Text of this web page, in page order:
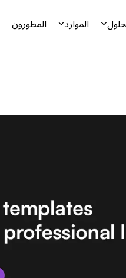
الموارد المطورون